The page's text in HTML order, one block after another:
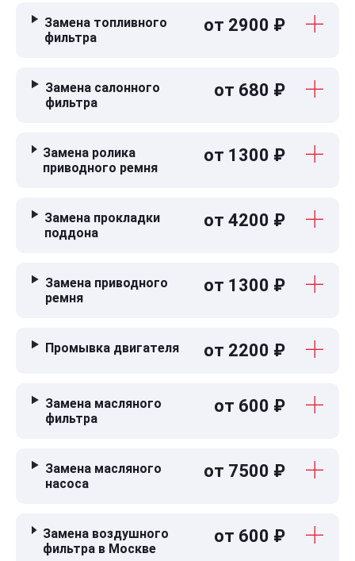
Замена топливного
фильтра
от 2900 ₽
Замена салонного
фильтра
от 680 ₽
Замена ролика
приводного ремня
от 1300 ₽
Замена прокладки
поддона
от 4200 ₽
Замена приводного
ремня
от 1300 ₽
Промывка двигателя от 2200 ₽
Замена масляного
фильтра
от 600 ₽
Замена масляного
насоса
от 7500 ₽
Замена воздушного
фильтра в Москве
от 600 ₽